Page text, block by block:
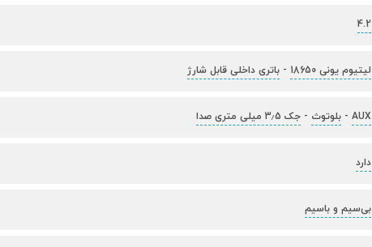
4.2
لیتیوم یونی 18650 -باتری داخلی قابل شارژ
AUX
-بلوتوث -جک 3٫5 میلی متری صدا
دارد
بی‌سیم و با‌سیم